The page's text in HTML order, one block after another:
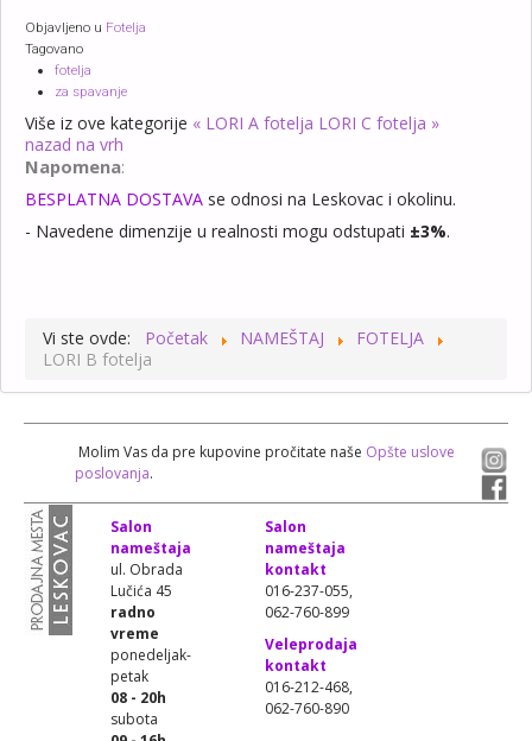
Objavljeno u Fotelja
Tagovano
fotelja
za spavanje
Više iz ove kategorije « LORI A fotelja LORI C fotelja »
nazad na vrh
Napomena:
BESPLATNA DOSTAVA se odnosi na Leskovac i okolinu.
- Navedene dimenzije u realnosti mogu odstupati ±3%.
Vi ste ovde: Početak NAMEŠTAJ
FOTELJA
LORI B fotelja
Molim Vas da pre kupovine pročitate naše Opšte uslove
poslovanja.
Salon
nameštaja
ul. Obrada
Lučića 45
radno
vreme
ponedeljak-
petak
08 - 20h
subota
Salon
nameštaja
kontakt
016-237-055,
062-760-899
Veleprodaja
kontakt
016-212-468,
062-760-890